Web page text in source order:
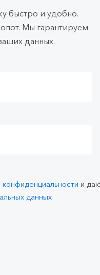
быстро и удобно.
Мы гарантируем
данных.
и
данных